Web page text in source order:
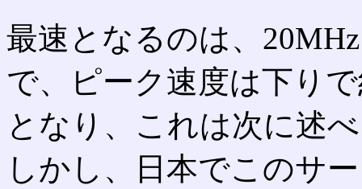
最速となるのは、
で、ピーク速度は下り
となり、これは次に述
しかし、日本でこのサ